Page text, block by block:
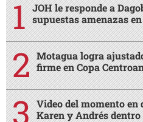
JOH le responde a
supuestas amenazas
Motagua logra
firme en Copa
Video del momento en
Karen y Andrés dentro